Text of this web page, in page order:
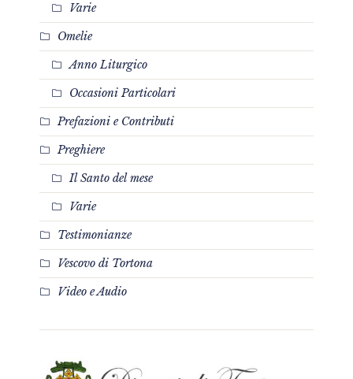
Varie
Omelie
Anno Liturgico
Occasioni Particolari
Prefazioni e Contributi
Preghiere
Il Santo del mese
Varie
Testimonianze
Vescovo di Tortona
Video e Audio